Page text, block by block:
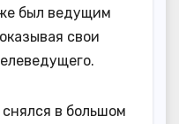
был ведущим
свои
в большом